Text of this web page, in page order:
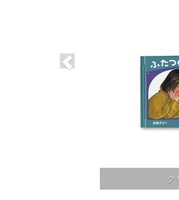
ク